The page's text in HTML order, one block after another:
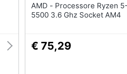
AMD - Processore Ryzen 5-
5500 3.6 Ghz Socket AM4
€ 75,29